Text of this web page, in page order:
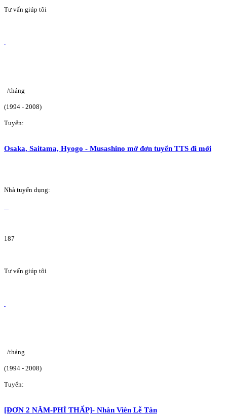
Tư vấn giúp tôi
/tháng
(1994 - 2008)
Tuyển:
Osaka, Saitama, Hyogo - Musashino mở đơn tuyển TTS đi mới
Nhà tuyển dụng:
187
Tư vấn giúp tôi
/tháng
(1994 - 2008)
Tuyển:
[ĐƠN 2 NĂM-PHÍ THẤP]- Nhân Viên Lễ Tân